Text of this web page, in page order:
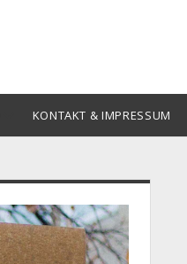
OffeneKONTAKT & IMPRESSUM